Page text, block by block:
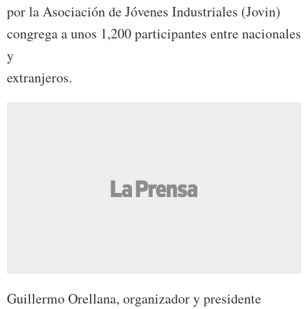
por la Asociación de Jóvenes Industriales (Jovin)
congrega a unos 1,200 participantes entre nacionales
y
extranjeros.
Guillermo Orellana, organizador y presidente